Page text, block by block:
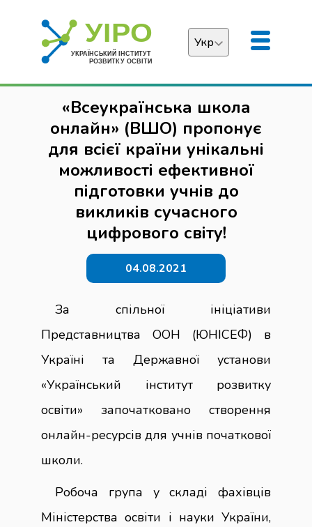
Укр
English
«Всеукраїнська школа
онлайн» (ВШО) пропонує
для всієї країни унікальні
можливості ефективної
підготовки учнів до
викликів сучасного
цифрового світу!
04.08.2021
За спільної ініціативи
Представництва ООН (ЮНІСЕФ) в
Україні та Державної установи
«Український інститут розвитку
освіти» започатковано створення
онлайн-ресурсів для учнів початкової
школи.
Робоча група у складі фахівців
Міністерства освіти і науки України,